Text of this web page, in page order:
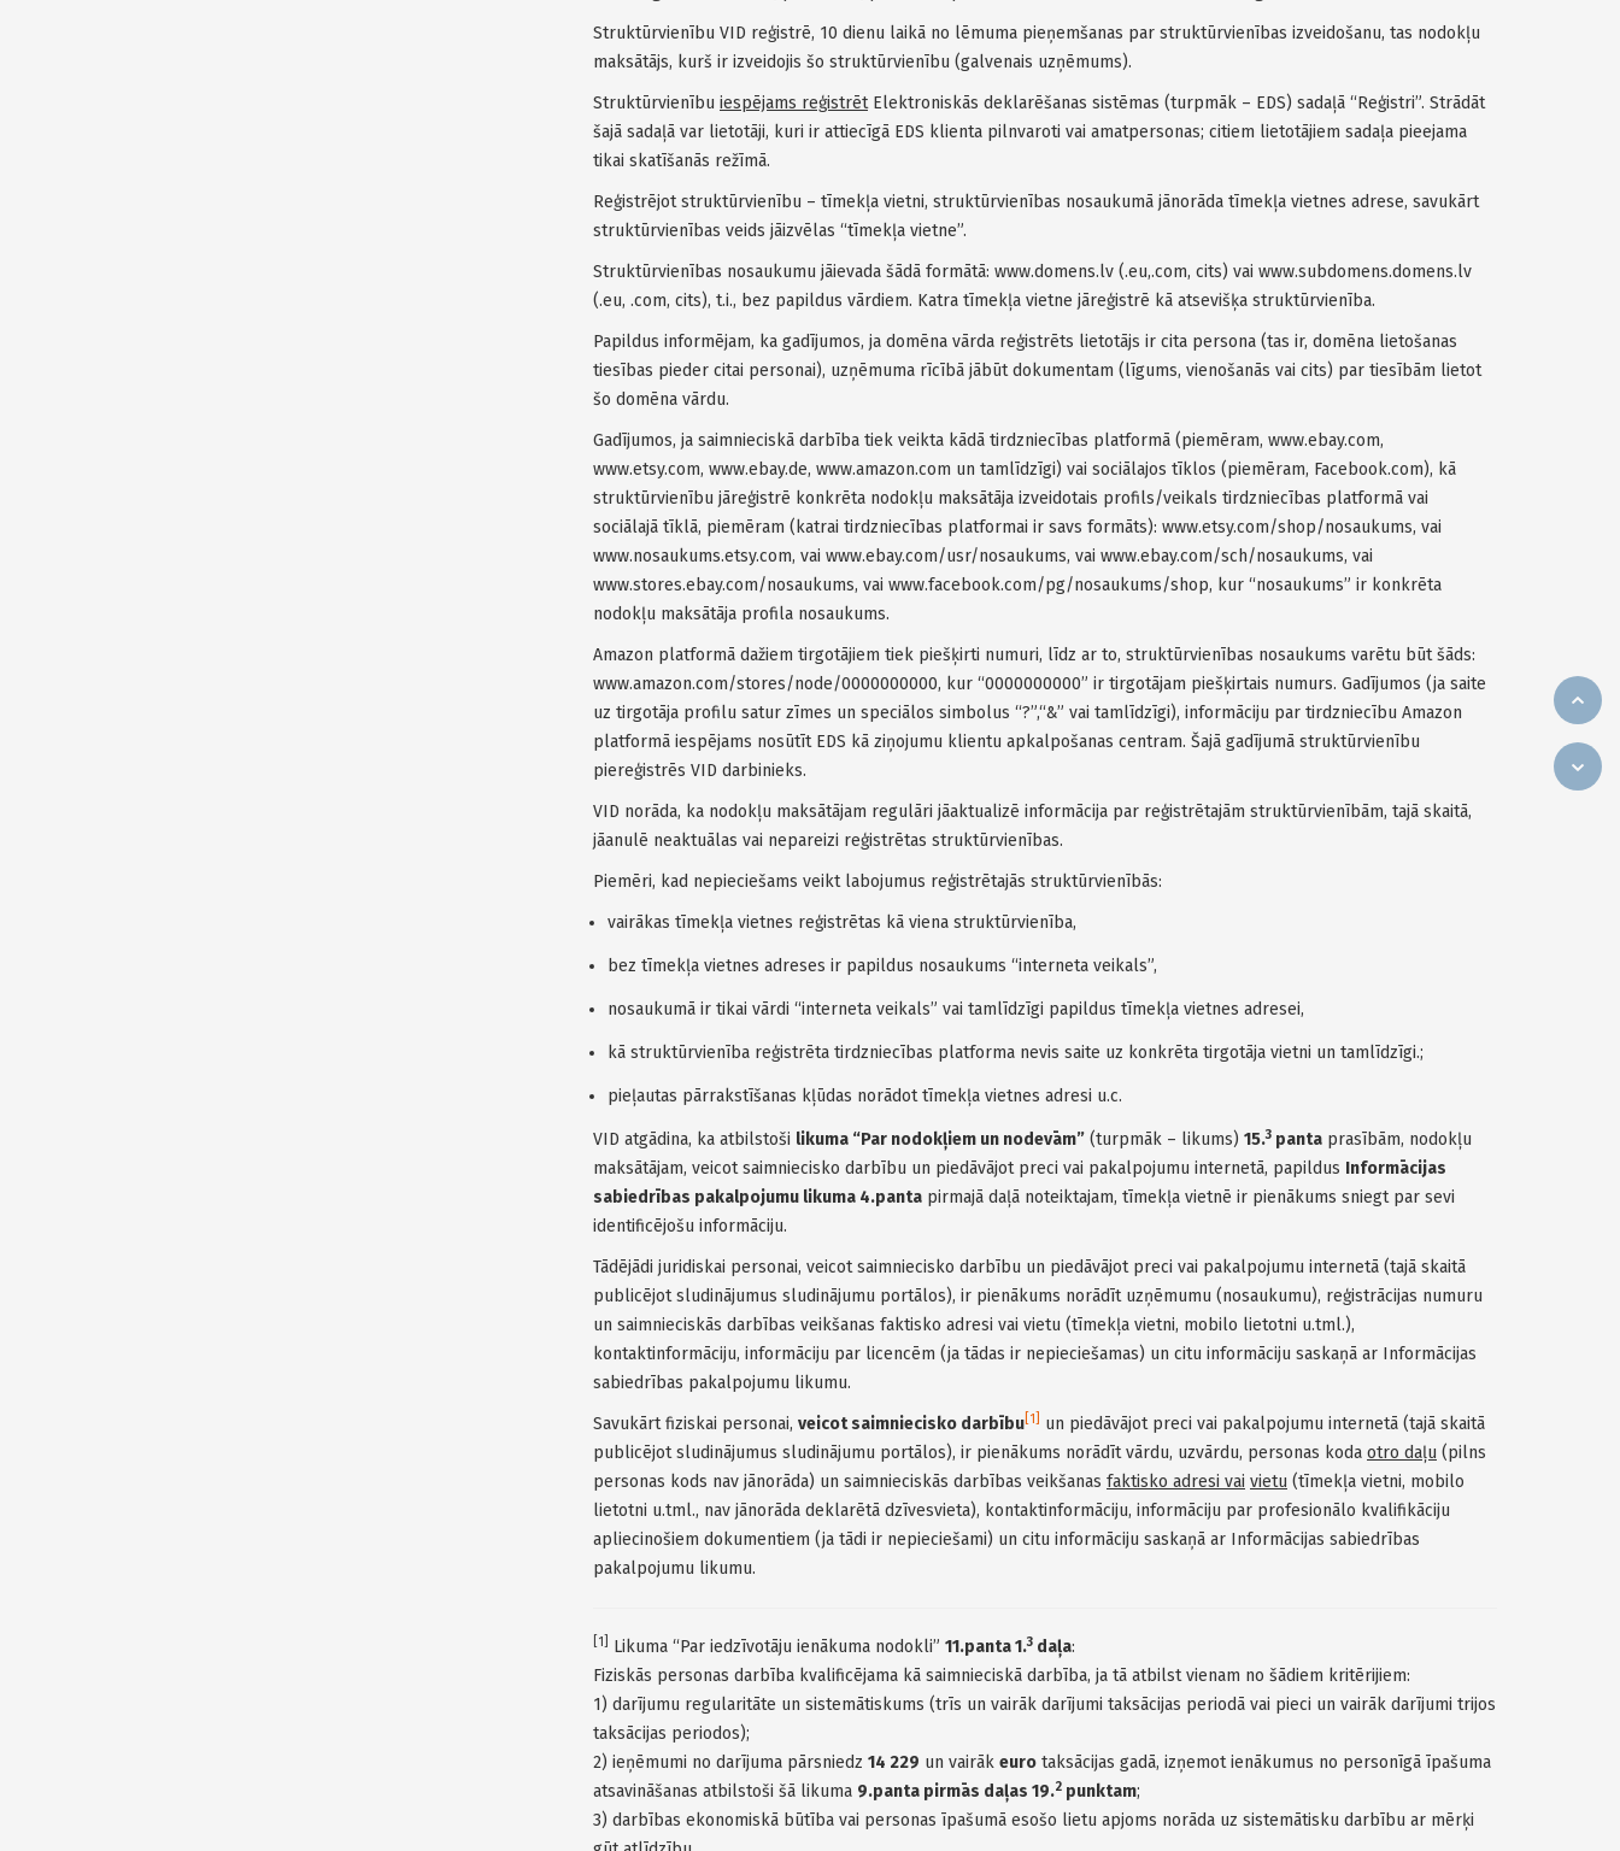
Struktūrvienību VID reģistrē, 10 dienu laikā no lēmuma pieņemšanas par struktūrvienības izveidošanu, tas nodokļu
maksātājs, kurš ir izveidojis šo struktūrvienību (galvenais uzņēmums).
Struktūrvienību iespējams reģistrētElektroniskās deklarēšanas sistēmas (turpmāk – EDS) sadaļā “Reģistri”. Strādāt
šajā sadaļā var lietotāji, kuri ir attiecīgā EDS klienta pilnvaroti vai amatpersonas; citiem lietotājiem sadaļa pieejama
tikai skatīšanās režīmā.
Reģistrējot struktūrvienību – tīmekļa vietni, struktūrvienības nosaukumā jānorāda tīmekļa vietnes adrese, savukārt
struktūrvienības veids jāizvēlas “tīmekļa vietne”.
Struktūrvienības nosaukumu jāievada šādā formātā: www.domens.lv (.eu,.com, cits) vai www.subdomens.domens.lv
(.eu, .com, cits), t.i., bez papildus vārdiem. Katra tīmekļa vietne jāreģistrē kā atsevišķa struktūrvienība.
Papildus informējam, ka gadījumos, ja domēna vārda reģistrēts lietotājs ir cita persona (tas ir, domēna lietošanas
tiesības pieder citai personai), uzņēmuma rīcībā jābūt dokumentam (līgums, vienošanās vai cits) par tiesībām lietot
šo domēna vārdu.
Gadījumos, ja saimnieciskā darbība tiek veikta kādā tirdzniecības platformā (piemēram, www.ebay.com,
www.etsy.com, www.ebay.de, www.amazon.com un tamlīdzīgi) vai sociālajos tīklos (piemēram, Facebook.com), kā
struktūrvienību jāreģistrē konkrēta nodokļu maksātāja izveidotais profils/veikals tirdzniecības platformā vai
sociālajā tīklā, piemēram (katrai tirdzniecības platformai ir savs formāts): www.etsy.com/shop/nosaukums, vai
www.nosaukums.etsy.com, vai www.ebay.com/usr/nosaukums, vai www.ebay.com/sch/nosaukums, vai
www.stores.ebay.com/nosaukums, vai www.facebook.com/pg/nosaukums/shop, kur “nosaukums” ir konkrēta
nodokļu maksātāja profila nosaukums.
Amazon platformā dažiem tirgotājiem tiek piešķirti numuri, līdz ar to, struktūrvienības nosaukums varētu būt šāds:
www.amazon.com/stores/node/0000000000, kur “0000000000” ir tirgotājam piešķirtais numurs. Gadījumos (ja saite
uz tirgotāja profilu satur zīmes un speciālos simbolus “?”,“&” vai tamlīdzīgi), informāciju par tirdzniecību Amazon
platformā iespējams nosūtīt EDS kā ziņojumu klientu apkalpošanas centram. Šajā gadījumā struktūrvienību
piereģistrēs VID darbinieks.
VID norāda, ka nodokļu maksātājam regulāri jāaktualizē informācija par reģistrētajām struktūrvienībām, tajā skaitā,
jāanulē neaktuālas vai nepareizi reģistrētas struktūrvienības.
Piemēri, kad nepieciešams veikt labojumus reģistrētajās struktūrvienībās:
vairākas tīmekļa vietnes reģistrētas kā viena struktūrvienība,
bez tīmekļa vietnes adreses ir papildus nosaukums “interneta veikals”,
nosaukumā ir tikai vārdi “interneta veikals” vai tamlīdzīgi papildus tīmekļa vietnes adresei,
kā struktūrvienība reģistrēta tirdzniecības platforma nevis saite uz konkrēta tirgotāja vietni un tamlīdzīgi.;
pieļautas pārrakstīšanas kļūdas norādot tīmekļa vietnes adresi u.c.
VID atgādina, ka atbilstoši likuma “Par nodokļiem un nodevām” (turpmāk – likums) 15.3 panta prasībām, nodokļu
maksātājam, veicot saimniecisko darbību un piedāvājot preci vai pakalpojumu internetā, papildus Informācijas
sabiedrības pakalpojumu likuma 4.panta pirmajā daļā noteiktajam, tīmekļa vietnē ir pienākums sniegt par sevi
identificējošu informāciju.
Tādējādi juridiskai personai, veicot saimniecisko darbību un piedāvājot preci vai pakalpojumu internetā (tajā skaitā
publicējot sludinājumus sludinājumu portālos), ir pienākums norādīt uzņēmumu (nosaukumu), reģistrācijas numuru
un saimnieciskās darbības veikšanas faktisko adresi vai vietu (tīmekļa vietni, mobilo lietotni u.tml.),
kontaktinformāciju, informāciju par licencēm (ja tādas ir nepieciešamas) un citu informāciju saskaņā ar Informācijas
sabiedrības pakalpojumu likumu.
Savukārt fiziskai personai, veicot saimniecisko darbību [1]
un piedāvājot preci vai pakalpojumu internetā (tajā skaitā
publicējot sludinājumus sludinājumu portālos), ir pienākums norādīt vārdu, uzvārdu, personas koda otro daļu (pilns
personas kods nav jānorāda) un saimnieciskās darbības veikšanas faktisko adresi vai vietu (tīmekļa vietni, mobilo
lietotni u.tml., nav jānorāda deklarētā dzīvesvieta), kontaktinformāciju, informāciju par profesionālo kvalifikāciju
apliecinošiem dokumentiem (ja tādi ir nepieciešami) un citu informāciju saskaņā ar Informācijas sabiedrības
pakalpojumu likumu.
[1] Likuma “Par iedzīvotāju ienākuma nodokli” 11.panta 1.3 daļa:
Fiziskās personas darbība kvalificējama kā saimnieciskā darbība, ja tā atbilst vienam no šādiem kritērijiem:
1) darījumu regularitāte un sistemātiskums (trīs un vairāk darījumi taksācijas periodā vai pieci un vairāk darījumi trijos
taksācijas periodos);
2) ieņēmumi no darījuma pārsniedz 14 229 un vairāk euro taksācijas gadā, izņemot ienākumus no personīgā īpašuma
atsavināšanas atbilstoši šā likuma 9.panta pirmās daļas 19.2 punktam;
3) darbības ekonomiskā būtība vai personas īpašumā esošo lietu apjoms norāda uz sistemātisku darbību ar mērķi